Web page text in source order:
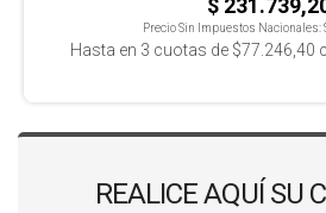
$
Precio Sin Impuestos Nacionales:
Hasta en 3 cuotas de $77.246,40
REALICE AQUÍ SU